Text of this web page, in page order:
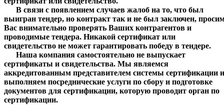
В связи с появлением случаев жалоб на то, что был
выигран тендер, но контракт так и не был заключен,
Вас внимательно проверять Ваших контрагентов и
проводимые тендера. Никакой сертификат или
свидетельство не может гарантировать победу в тендере.
Наша компания самостоятельно не выпускает
сертификаты и свидетельства. Мы являемся
аккредитованным представителем системы сертификации и
выполняем посреднические услуги по сбору и подготовке
документов для сертификации, которую проводит орган по
сертификации.